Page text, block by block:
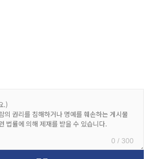
0 / 300